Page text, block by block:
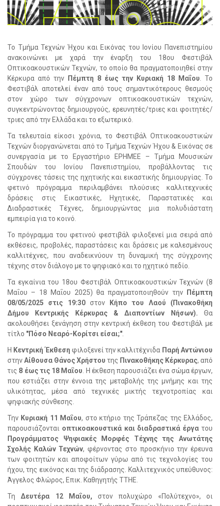
Το Τμήμα Τεχνών Ήχου και Εικόνας του Ιονίου Πανεπιστημίου
ανακοινώνει με χαρά την έναρξη του 18ου Φεστιβάλ
Οπτικοακουστικών Τεχνών, το οποίο θα πραγματοποιηθεί στην
Κέρκυρα από την Πέμπτη 8 έως την Κυριακή 18 Μαΐου . Το
Φεστιβάλ αποτελεί έναν από τους σημαντικότερους θεσμούς
στον χώρο των σύγχρονων οπτικοακουστικών τεχνών,
συγκεντρώνοντας δημιουργούς, ερευνητές/τριες και φοιτητές/
τριες από την Ελλάδα και το εξωτερικό.
Τα τελευταία είκοσι χρόνια, το Φεστιβάλ Οπτικοακουστικών
Τεχνών διοργανώνεται από το Τμήμα Τεχνών Ήχου & Εικόνας σε
συνεργασία με το Εργαστήριο ΕΡΗΜΕΕ – Τμήμα Μουσικών
Σπουδών του Ιονίου Πανεπιστημίου, προβάλλοντας τις
σύγχρονες τάσεις της ηχητικής και εικαστικής δημιουργίας. Το
φετινό πρόγραμμα περιλαμβάνει πλούσιες καλλιτεχνικές
δράσεις στις Εικαστικές, Ηχητικές, Παραστατικές και
Διαδραστικές Τέχνες, δημιουργώντας μια πολυδιάστατη
εμπειρία για το κοινό.
Το πρόγραμμα του φετινού φεστιβάλ φιλοξενεί μια σειρά από
εκθέσεις, προβολές, παραστάσεις και δράσεις με καλεσμένους
καλλιτέχνες, που αναδεικνύουν τη δυναμική της σύγχρονης
τέχνης στον διάλογο με το ψηφιακό και το ηχητικό πεδίο.
Τα εγκαίνια του 18ου Φεστιβάλ Οπτικοακουστικών Τεχνών (8
Μαΐου – 18 Μαΐου 2025) θα πραγματοποιηθούν την Πέμπτη
08/05/2025 στις 19:30 στονΚήπο του Λαού (Πινακοθήκη
Δήμου Κεντρικής Κέρκυρας & Διαποντίων Νήσων). Θα
ακολουθήσει ξενάγηση στην κεντρική έκθεση του Φεστιβάλ με
τίτλο "Πόσο Νεαρό-Κορίτσι είσαι;"
Η Κεντρική Έκθεση φιλοξενεί την καλλιτέχνιδα Παρή Αντώνιου
στηνΑίθουσα Θάνος Χρήστου της Πινακοθήκης Κέρκυρας, από
τις 8 έως τις 18 Μαΐου . Η έκθεση παρουσιάζει ένα σώμα έργων,
που εστιάζει στην έννοια της μεταβολής της μνήμης και της
υλικότητας, μέσα από τεχνικές μικτής τεχνοτροπίας και
ψηφιακής σύνθεσης.
Την Κυριακή 11 Μαΐου, στο κτήριο της Τράπεζας της Ελλάδος,
παρουσιάζονται οπτικοακουστικά και διαδραστικά έργα του
Προγράμματος Ψηφιακές Μορφές Τέχνης της Ανωτάτης
Σχολής Καλών Τεχνών, φέρνοντας στο προσκήνιο την έρευνα
των φοιτητών και αποφοίτων γύρω από τις τεχνολογίες του
ήχου, της εικόνας και της διάδρασης. Καλλιτεχνικός υπεύθυνος:
Άγγελος Φλώρος, Επικ. Καθηγητής ΤΤΗΕ.
Τη Δευτέρα 12 Μαΐου,στον πολυχώρο «Πολύτεχνο», οι